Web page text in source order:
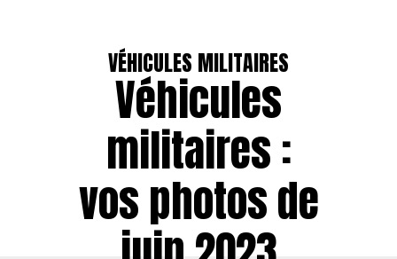
VÉHICULES MILITAIRES
Véhicules
militaires :
vos photos de